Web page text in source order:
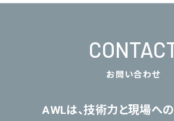
お問い合わせ
AWLは、技術力と現場への